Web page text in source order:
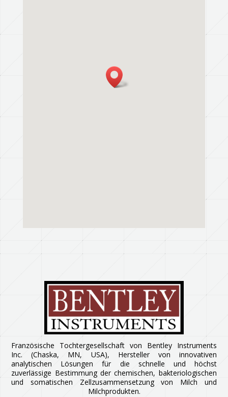
Französische Tochtergesellschaft von Bentley Instruments
Inc. (Chaska, MN, USA), Hersteller von innovativen
analytischen Lösungen für die schnelle und höchst
zuverlässige Bestimmung der chemischen, bakteriologischen
und somatischen Zellzusammensetzung von Milch und
Milchprodukten.